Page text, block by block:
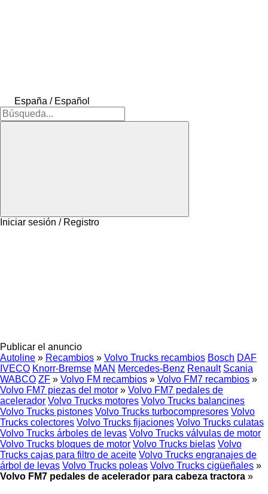
España / Español
Iniciar sesión / Registro
Publicar el anuncio
Autoline » Recambios » Volvo Trucks recambios Bosch DAF
IVECO Knorr-Bremse MAN Mercedes-Benz Renault Scania
WABCO ZF » Volvo FM recambios » Volvo FM7 recambios »
Volvo FM7 piezas del motor » Volvo FM7 pedales de
acelerador Volvo Trucks motores Volvo Trucks balancines
Volvo Trucks pistones Volvo Trucks turbocompresores Volvo
Trucks colectores Volvo Trucks fijaciones Volvo Trucks culatas
Volvo Trucks árboles de levas Volvo Trucks válvulas de motor
Volvo Trucks bloques de motor Volvo Trucks bielas Volvo
Trucks cajas para filtro de aceite Volvo Trucks engranajes de
árbol de levas Volvo Trucks poleas Volvo Trucks cigüeñales »
Volvo FM7 pedales de acelerador para cabeza tractora »